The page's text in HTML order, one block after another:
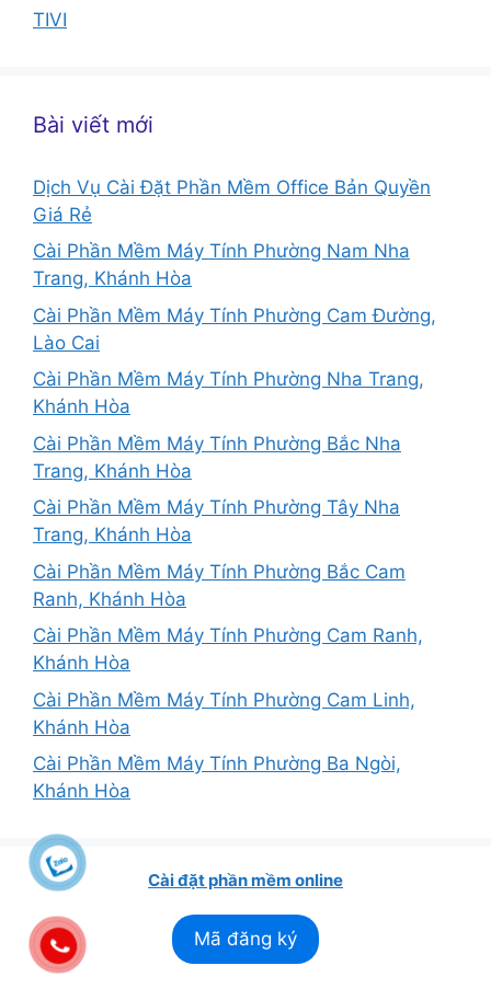
TIVI
Bài viết mới
Dịch Vụ Cài Đặt Phần Mềm Office Bản Quyền
Giá Rẻ
Cài Phần Mềm Máy Tính Phường Nam Nha
Trang, Khánh Hòa
Cài Phần Mềm Máy Tính Phường Cam Đường,
Lào Cai
Cài Phần Mềm Máy Tính Phường Nha Trang,
Khánh Hòa
Cài Phần Mềm Máy Tính Phường Bắc Nha
Trang, Khánh Hòa
Cài Phần Mềm Máy Tính Phường Tây Nha
Trang, Khánh Hòa
Cài Phần Mềm Máy Tính Phường Bắc Cam
Ranh, Khánh Hòa
Cài Phần Mềm Máy Tính Phường Cam Ranh,
Khánh Hòa
Cài Phần Mềm Máy Tính Phường Cam Linh,
Khánh Hòa
Cài Phần Mềm Máy Tính Phường Ba Ngòi,
Khánh Hòa
Cài đặt phần mềm online
Mã đăng ký